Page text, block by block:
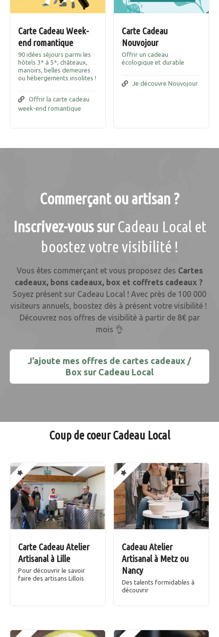
Carte Cadeau Week-
end romantique
90 idées séjours parmi les
hôtels 3* à 5*, châteaux,
manoirs, belles demeures
ou hébergements insolites !
Offrir la carte cadeau
week-end romantique
Carte Cadeau
Nouvojour
Offrir un cadeau
écologique et durable
Je découvre Nouvojour
Commerçant ou artisan ?
Inscrivez-vous surCadeau Local et
boostez votre visibilité !
Vous êtes commerçant et vous proposez des Cartes
cadeaux, bons cadeaux, box et coffrets cadeaux ?
Soyez présent sur Cadeau Local ! Avec près de 100 000
visiteurs annuels, boostez dès à présent votre visibilité !
Découvrez nos offres de visibilité à partir de 8€ par
mois 👌
J’ajoute mes offres de cartes cadeaux /
Box sur Cadeau Local
Coup de coeur Cadeau Local
Carte Cadeau Atelier
Artisanal à Lille
Pour découvrir le savoir
faire des artisans Lillois
Cadeau Atelier
Artisanal à Metz ou
Nancy
Des talents formidables à
découvrir